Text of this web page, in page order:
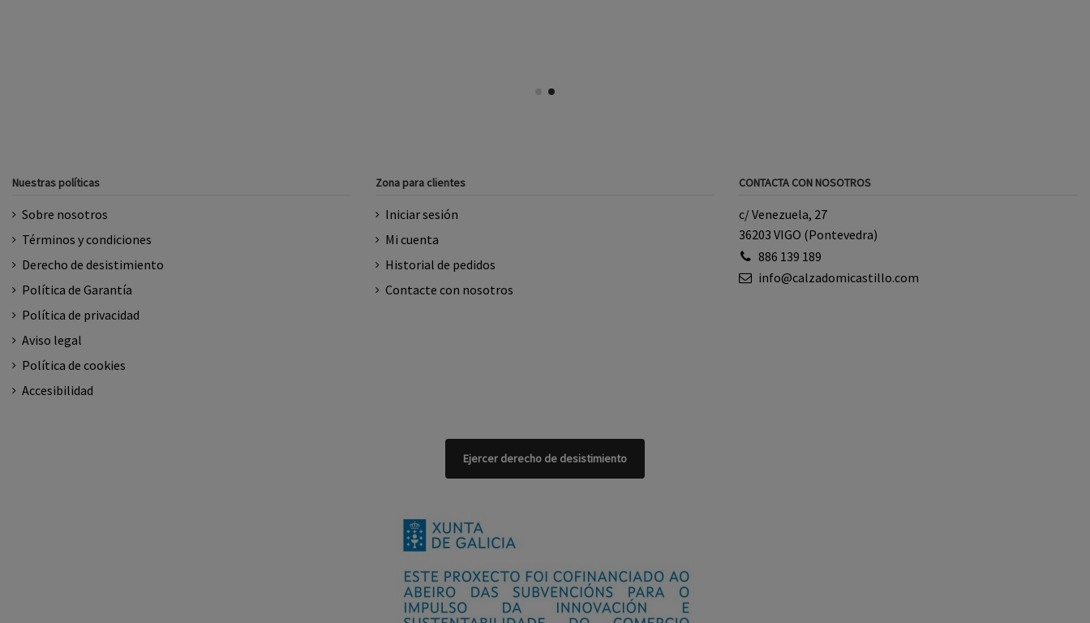
Nuestras políticas
Sobre nosotros
Términos y condiciones
Derecho de desistimiento
Política de Garantía
Política de privacidad
Aviso legal
Política de cookies
Accesibilidad
Zona para clientes
Iniciar sesión
Mi cuenta
Historial de pedidos
Contacte con nosotros
CONTACTA CON NOSOTROS
c/ Venezuela, 27
36203 VIGO (Pontevedra)
886 139 189
info@calzadomicastillo.com
Ejercer derecho de desistimiento